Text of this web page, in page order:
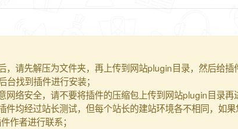
，请先解压为文件夹，再上传到网站plugin目录，然后给
台找到插件进行安装；
网络安全，请不要将插件的压缩包上传到网站plugin目录
件均经过站长测试，但每个站长的建站环境各不相同，如
作者进行联系；